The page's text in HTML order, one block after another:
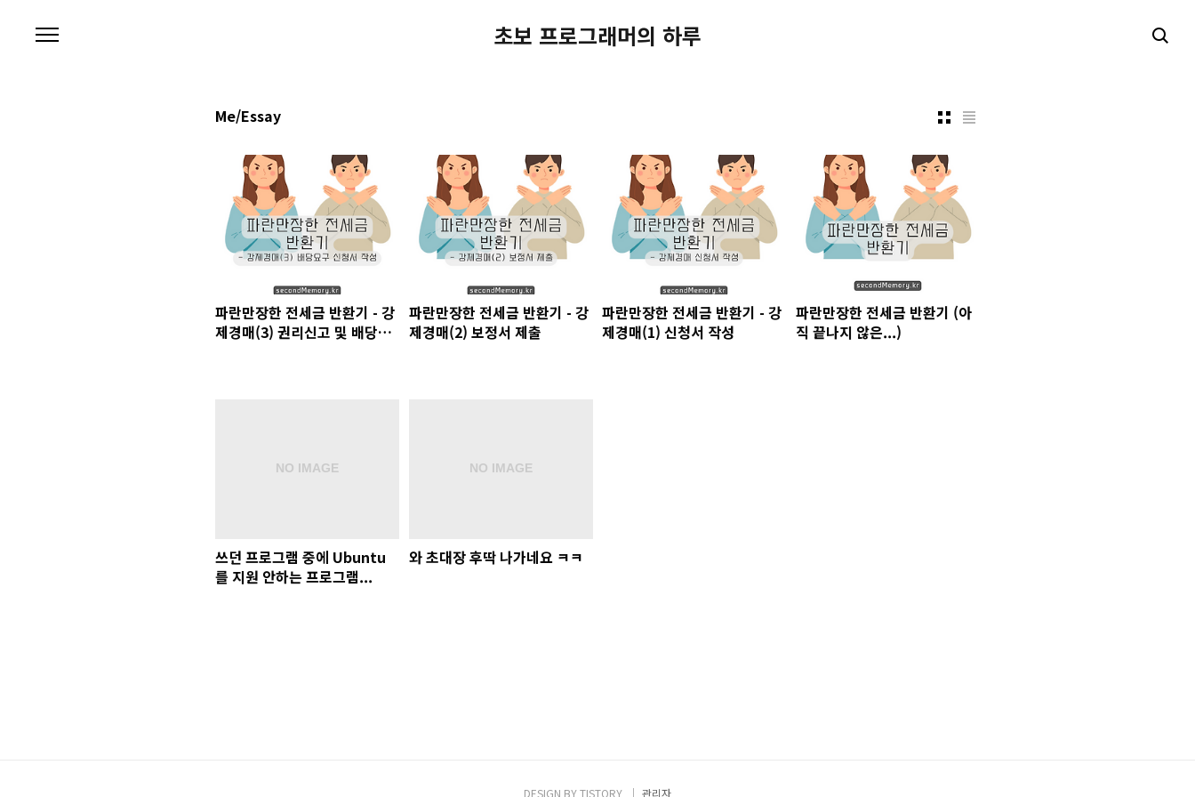
초보 프로그래머의 하루
Me/Essay
파란만장한 전세금 반환기 - 강
제경매(3) 권리신고 및 배당요
파란만장한 전세금 반환기 - 강
제경매(2) 보정서 제출
파란만장한 전세금 반환기 - 강
제경매(1) 신청서 작성
파란만장한 전세금 반환기 (아
직 끝나지 않은...)
쓰던 프로그램 중에 Ubuntu
를 지원 안하는 프로그램...
와 초대장 후딱 나가네요 ㅋㅋ
DESIGN BYTISTORY 관리자